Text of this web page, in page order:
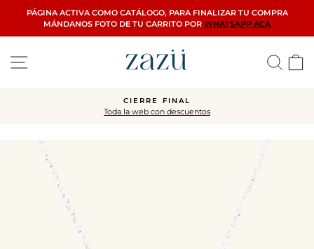
directamente
al
PÁGINA ACTIVA COMO CATÁLOGO, PARA FINALIZAR TU COMPRA
MÁNDANOS FOTO DE TU CARRITO POR WHATSAPP ACÁ
diapositivas
CIERRE FINAL
Toda la web con descuentos